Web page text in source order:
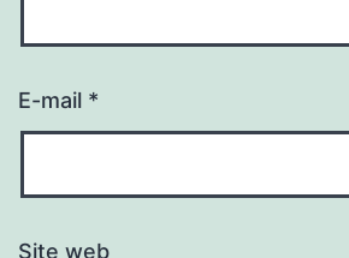
E-mail *
Site web